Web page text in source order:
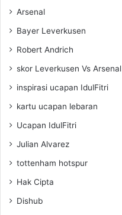
Arsenal
Bayer Leverkusen
Robert Andrich
skor Leverkusen Vs Arsenal
inspirasi ucapan IdulFitri
kartu ucapan lebaran
Ucapan IdulFitri
Julian Alvarez
tottenham hotspur
Hak Cipta
Dishub